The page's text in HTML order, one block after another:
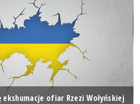
ofiar Rzezi Wołyńskiej